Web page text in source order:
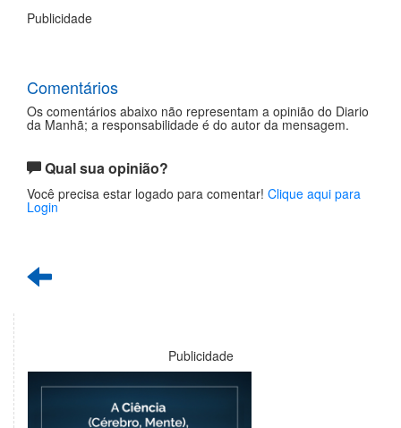
Publicidade
Comentários
Os comentários abaixo não representam a opinião do Diario
da Manhã; a responsabilidade é do autor da mensagem.
Qual sua opinião?
Você precisa estar logado para comentar! Clique aqui para
Login
Publicidade